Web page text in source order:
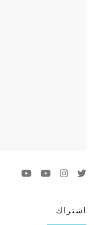
اشتراك